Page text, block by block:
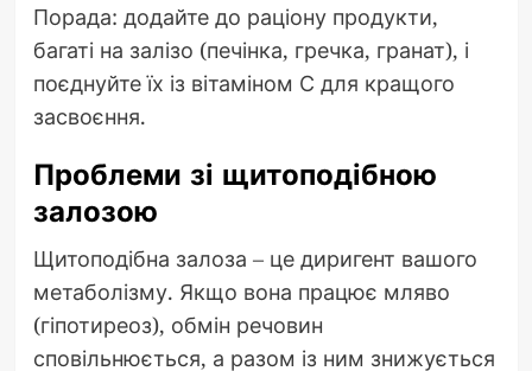
Порада: додайте до раціону продукти,
багаті на залізо (печінка, гречка, гранат), і
поєднуйте їх із вітаміном С для кращого
засвоєння.
Проблеми зі щитоподібною
залозою
Щитоподібна залоза – це диригент вашого
метаболізму. Якщо вона працює мляво
(гіпотиреоз), обмін речовин
сповільнюється, а разом із ним знижується